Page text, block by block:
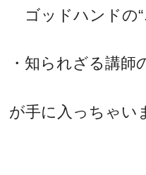
ゴッドハンドの“
・知られざる講師
が手に入っちゃい